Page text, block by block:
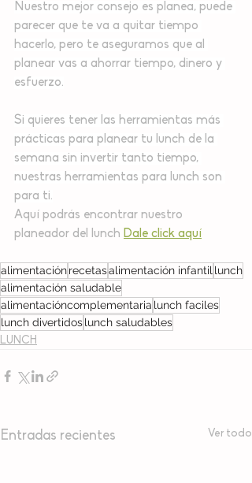
Nuestro mejor consejo es planea, puede
parecer que te va a quitar tiempo
hacerlo, pero te aseguramos que al
planear vas a ahorrar tiempo, dinero y
esfuerzo.
Si quieres tener las herramientas más
prácticas para planear tu lunch de la
semana sin invertir tanto tiempo,
nuestras herramientas para lunch son
para ti.
Aquí podrás encontrar nuestro
planeador del lunch Dale click aquí
alimentaciónrecetasalimentación infantil lunch
alimentación saludable
alimentacióncomplementaria lunch faciles
lunch divertidoslunch saludables
LUNCH
Entradas recientes Ver todo